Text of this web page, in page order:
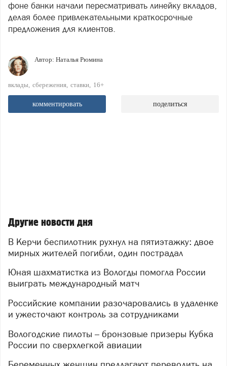
фоне банки начали пересматривать линейку вкладов,
делая более привлекательными краткосрочные
предложения для клиентов.
Автор: Наталья Рюмина
вклады сбережения ставки 16+
комментировать поделиться
Другие новости дня
В Керчи беспилотник рухнул на пятиэтажку: двое
мирных жителей погибли, один пострадал
Юная шахматистка из Вологды помогла России
выиграть международный матч
Российские компании разочаровались в удаленке
и ужесточают контроль за сотрудниками
Вологодские пилоты – бронзовые призеры Кубка
России по сверхлегкой авиации